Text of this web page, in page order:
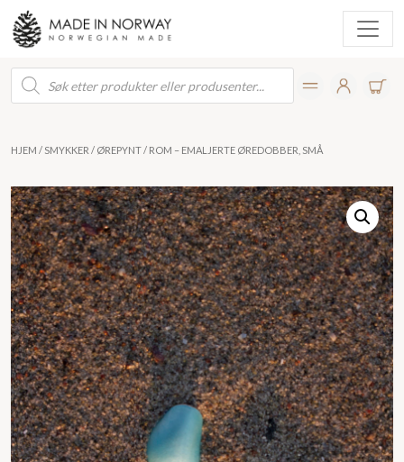
Products
search
HJEM / SMYKKER / ØREPYNT/ ROM – EMALJERTE ØREDOBBER, SMÅ